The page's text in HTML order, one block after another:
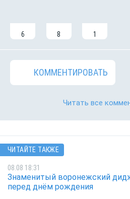
6 8 1
КОММЕНТИРОВАТЬ
Читать все
ЧИТАЙТЕ ТАКЖЕ
08.08 18:31
Знаменитый воронежский
перед днём рождения